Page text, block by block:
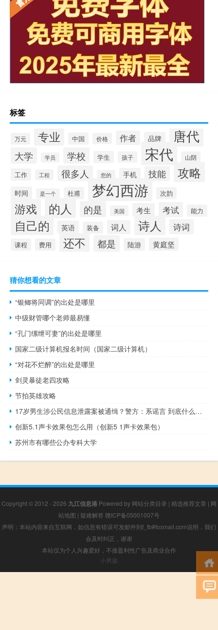
标签
万元 专业 中国 价格 作者 品牌 唐代
大学 学员 学校 学生 孩子 宋代 山阴
工作 工程 很多人 您的 手机 技能 攻略
时间 是一个 杜甫 梦幻西游 次韵
游戏 的人 的是 美国 考生 考试 能力
自己的 英语 装备 词人 诗人 诗词
课程 费用 还不 都是 陆游 黄庭坚
猜你想看的文章
“银鲫将同调”的出处是哪里
中级财管哪个老师最易懂
“孔门缧绁可妻”的出处是哪里
国家二级计算机报名时间（国家二级计算机）
“对花不烂醉”的出处是哪里
剑灵暴徒老四攻略
节拍英雄攻略
17岁男生涉公民信息泄露案被通缉？警方：系谣言 到底什么情况呢
创新5.1声卡效果包怎么用（创新5 1声卡效果包）
苏州市有哪些公办专科大学
Copyright © 2012 - 2026 九江信息港 Powered by 网站分类目录 | 精选推荐文章 | 网
站地图 | 疑难解答 赣ICP备05001007号
声明：本站内容来自互联网，如信息有错误可发邮件到f_fb#foxmail.com说明，我们
会及时纠正，谢谢
本站仅为个人兴趣爱好，不接盈利性广告及商业合作
小男孩